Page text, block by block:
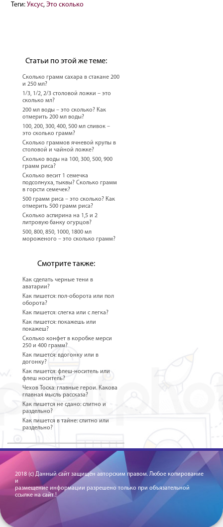
Теги:Уксус,Это сколько
Статьи по этой же теме:
Сколько грамм сахара в стакане 200
и 250 мл?
1/3, 1/2, 2/3 столовой ложки – это
сколько мл?
200 мл воды – это сколько? Как
отмерить 200 мл воды?
100, 200, 300, 400, 500 мл сливок –
это сколько грамм?
Сколько граммов ячневой крупы в
столовой и чайной ложке?
Сколько воды на 100, 300, 500, 900
грамм риса?
Сколько весит 1 семечка
подсолнуха, тыквы? Сколько грамм
в горсти семечек?
500 грамм риса – это сколько? Как
отмерить 500 грамм риса?
Сколько аспирина на 1,5 и 2
литровую банку огурцов?
500, 800, 850, 1000, 1800 мл
мороженого – это сколько грамм?
Смотрите также:
Как сделать черные тени в
аватарии?
Как пишется: пол-оборота или пол
оборота?
Как пишется: слегка или с легка?
Как пишется: покажешь или
покажеш?
Сколько конфет в коробке мерси
250 и 400 грамм?
Как пишется: вдогонку или в
догонку?
Как пишется: флеш-носитель или
флеш носитель?
Чехов Тоска: главные герои. Какова
главная мысль рассказа?
Как пишется не сдано: слитно и
раздельно?
Как пишется в тайне: слитно или
раздельно?
2018 (c) Данный сайт защищён авторским правом. Любое копирование
и
размещение информации разрешено только при объязательной
ссылке на сайт !